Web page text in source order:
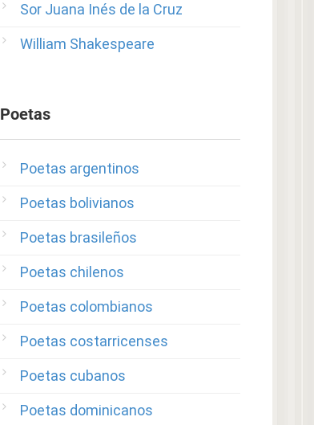
Sor Juana Inés de la Cruz
William Shakespeare
Poetas
Poetas argentinos
Poetas bolivianos
Poetas brasileños
Poetas chilenos
Poetas colombianos
Poetas costarricenses
Poetas cubanos
Poetas dominicanos